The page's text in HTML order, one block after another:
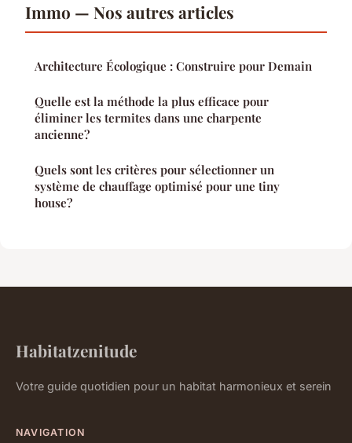
Immo — Nos autres articles
Architecture Écologique : Construire pour Demain
Quelle est la méthode la plus efficace pour
éliminer les termites dans une charpente
ancienne?
Quels sont les critères pour sélectionner un
système de chauffage optimisé pour une tiny
house?
Habitatzenitude
Votre guide quotidien pour un habitat harmonieux et serein
NAVIGATION